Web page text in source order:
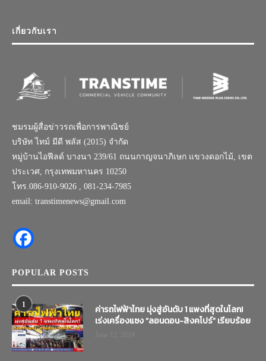
เกี่ยวกับเรา
ชมรมผู้สื่อข่าวรถเพื่อการพาณิชย์
บริษัท ไทม์ มีดี พลัส (2015) จำกัด
หมู่บ้านไอฟีลด์ บางนา 239/61 ถนนกาญจนาภิเษก แขวงดอกไม้, เขต
ประเวศ, กรุงเทพมหานคร 10250
โทร.086-910-9026 , 081-234-7985
email: transtimenews@gmail.com
POPULAR POSTS
1
ค่ารถไฟฟ้าไทย มุ่งสู่อันดับ 1 แพงที่สุดในโลก!
เร่งเครื่องแซง “ลอนดอน-สิงคโปร์” เรียบร้อย